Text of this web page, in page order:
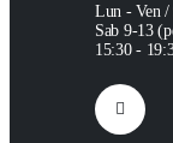
Lun - Ven /
Sab 9-13
15:30 -